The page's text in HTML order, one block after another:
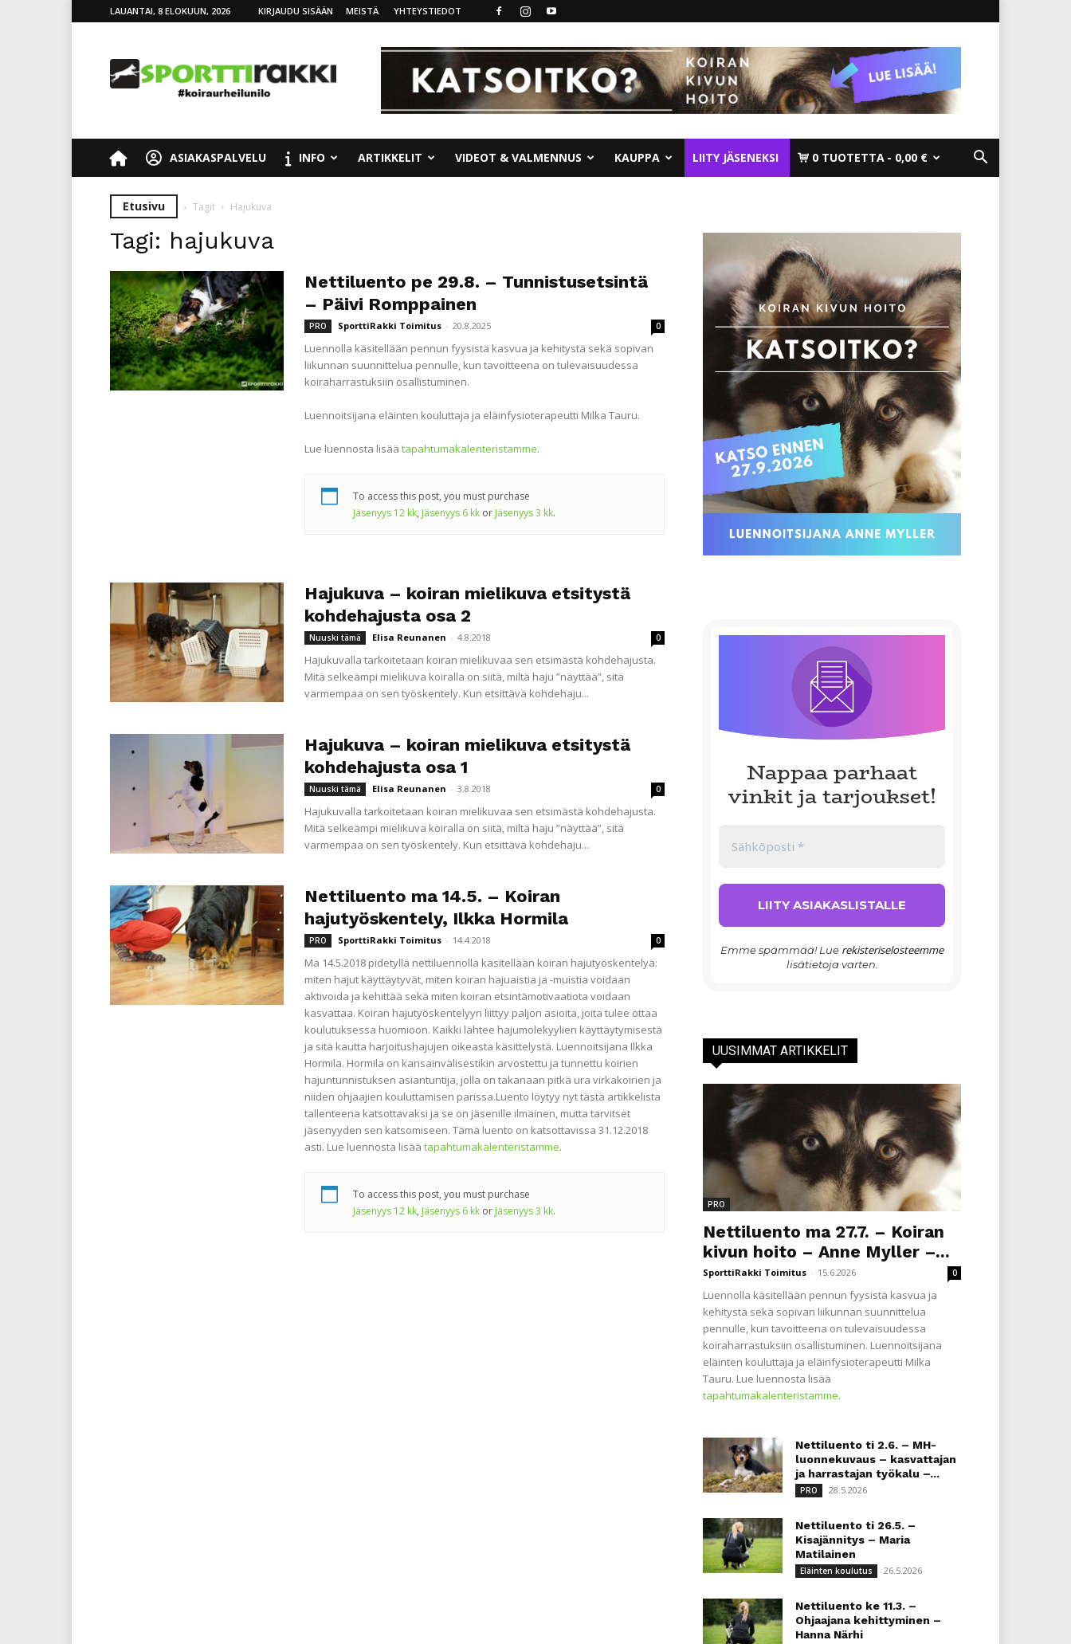
LAUANTAI, 8 ELOKUUN, 2026 KIRJAUDU SISÄÄN MEISTÄ YHTEYSTIEDOT
ASIAKASPALVELU INFO ARTIKKELIT VIDEOT & VALMENNUS KAUPPA LIITY JÄSENEKSI 0 TUOTETTA 0,00 €
Etusivu Tagit Hajukuva
Tagi: hajukuva
Nettiluento pe 29.8. – Tunnistusetsintä
– Päivi Romppainen
PRO SporttiRakki Toimitus - 20.8.2025 0
Luennolla käsitellään pennun fyysistä kasvua ja kehitystä sekä sopivan
liikunnan suunnittelua pennulle, kun tavoitteena on tulevaisuudessa
koiraharrastuksiin osallistuminen.
Luennoitsijana eläinten kouluttaja ja eläinfysioterapeutti Milka Tauru.
Lue luennosta lisää tapahtumakalenteristamme.
To access this post, you must purchase
Jäsenyys 12 kk, Jäsenyys 6 kk or Jäsenyys 3 kk.
Hajukuva – koiran mielikuva etsitystä
kohdehajusta osa 2
Nuuski tämä Elisa Reunanen - 4.8.2018 0
Hajukuvalla tarkoitetaan koiran mielikuvaa sen etsimästä kohdehajusta.
Mitä selkeämpi mielikuva koiralla on siitä, miltä haju ”näyttää”, sitä
varmempaa on sen työskentely. Kun etsittävä kohdehaju...
Hajukuva – koiran mielikuva etsitystä
kohdehajusta osa 1
Nuuski tämä Elisa Reunanen - 3.8.2018 0
Hajukuvalla tarkoitetaan koiran mielikuvaa sen etsimästä kohdehajusta.
Mitä selkeämpi mielikuva koiralla on siitä, miltä haju ”näyttää”, sitä
varmempaa on sen työskentely. Kun etsittävä kohdehaju...
Nettiluento ma 14.5. – Koiran
hajutyöskentely, Ilkka Hormila
PRO SporttiRakki Toimitus - 14.4.2018 0
Ma 14.5.2018 pidetyllä nettiluennolla käsitellään koiran hajutyöskentelyä:
miten hajut käyttäytyvät, miten koiran hajuaistia ja -muistia voidaan
aktivoida ja kehittää sekä miten koiran etsintämotivaatiota voidaan
kasvattaa. Koiran hajutyöskentelyyn liittyy paljon asioita, joita tulee ottaa
koulutuksessa huomioon. Kaikki lähtee hajumolekyylien käyttäytymisestä
ja sitä kautta harjoitushajujen oikeasta käsittelystä. Luennoitsijana Ilkka
Hormila. Hormila on kansainvälisestikin arvostettu ja tunnettu koirien
hajuntunnistuksen asiantuntija, jolla on takanaan pitkä ura virkakoirien ja
niiden ohjaajien kouluttamisen parissa.Luento löytyy nyt tästä artikkelista
tallenteena katsottavaksi ja se on jäsenille ilmainen, mutta tarvitset
jäsenyyden sen katsomiseen. Tämä luento on katsottavissa 31.12.2018
asti. Lue luennosta lisää tapahtumakalenteristamme.
To access this post, you must purchase
Jäsenyys 12 kk, Jäsenyys 6 kk or Jäsenyys 3 kk.
Nappaa parhaat
vinkit ja tarjoukset!
Emme spämmää! Lue rekisteriselosteemme
lisätietoja varten.
UUSIMMAT ARTIKKELIT
PRO
Nettiluento ma 27.7. – Koiran
kivun hoito – Anne Myller –...
SporttiRakki Toimitus - 15.6.2026 0
Luennolla käsitellään pennun fyysistä kasvua ja
kehitystä sekä sopivan liikunnan suunnittelua
pennulle, kun tavoitteena on tulevaisuudessa
koiraharrastuksiin osallistuminen. Luennoitsijana
eläinten kouluttaja ja eläinfysioterapeutti Milka
Tauru. Lue luennosta lisää
tapahtumakalenteristamme.
Nettiluento ti 2.6. – MH-
luonnekuvaus – kasvattajan
ja harrastajan työkalu –...
PRO 28.5.2026
Nettiluento ti 26.5. –
Kisajännitys – Maria
Matilainen
Eläinten koulutus 26.5.2026
Nettiluento ke 11.3. –
Ohjaajana kehittyminen –
Hanna Närhi